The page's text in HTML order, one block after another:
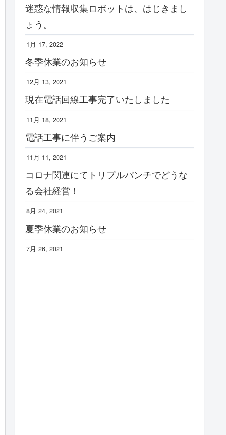
迷惑な情報収集ロボットは、はじきまし
ょう。
1月 17, 2022
冬季休業のお知らせ
12月 13, 2021
現在電話回線工事完了いたしました
11月 18, 2021
電話工事に伴うご案内
11月 11, 2021
コロナ関連にてトリプルパンチでどうな
る会社経営！
8月 24, 2021
夏季休業のお知らせ
7月 26, 2021